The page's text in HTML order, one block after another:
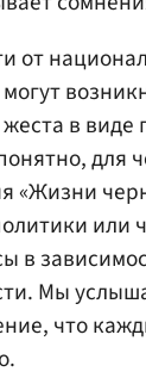
от
в
для
«Жизни
или
в
Мы
что